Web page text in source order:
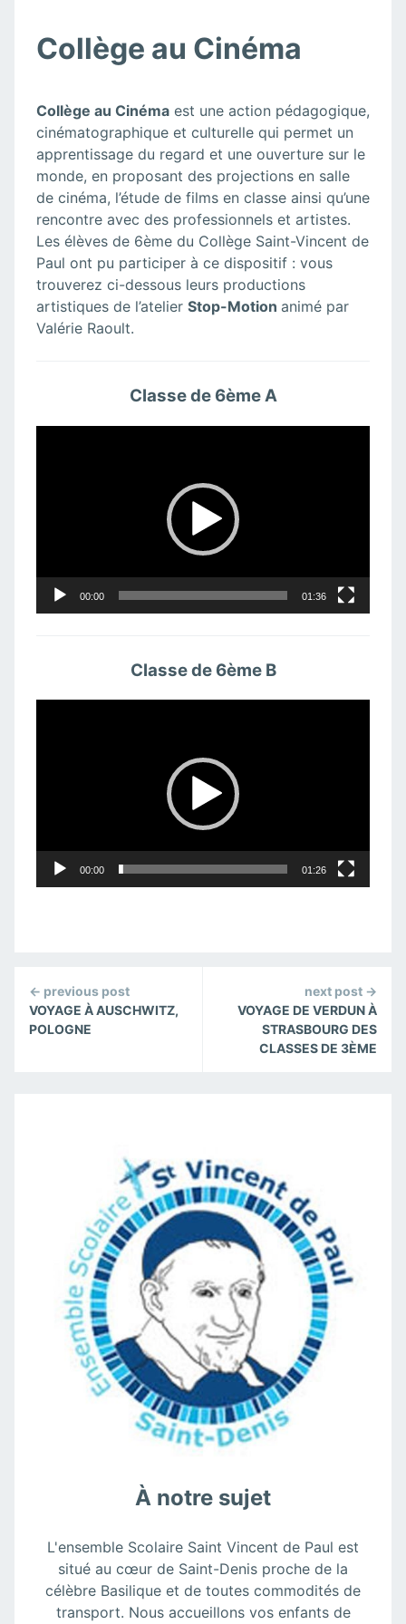
Collège au Cinéma
Collège au Cinéma est une action pédagogique,
cinématographique et culturelle qui permet un
apprentissage du regard et une ouverture sur le
monde, en proposant des projections en salle
de cinéma, l’étude de films en classe ainsi qu’une
rencontre avec des professionnels et artistes.
Les élèves de 6ème du Collège Saint-Vincent de
Paul ont pu participer à ce dispositif : vous
trouverez ci-dessous leurs productions
artistiques de l’atelier Stop-Motion animé par
Valérie Raoult.
Classe de 6ème A
00:00 01:36
Classe de 6ème B
00:00 01:26
Continue
Reading
← previous post
VOYAGE À AUSCHWITZ,
POLOGNE
next post →
VOYAGE DE VERDUN À
STRASBOURG DES
CLASSES DE 3ÈME
À notre sujet
L'ensemble Scolaire Saint Vincent de Paul est
situé au cœur de Saint-Denis proche de la
célèbre Basilique et de toutes commodités de
transport. Nous accueillons vos enfants de